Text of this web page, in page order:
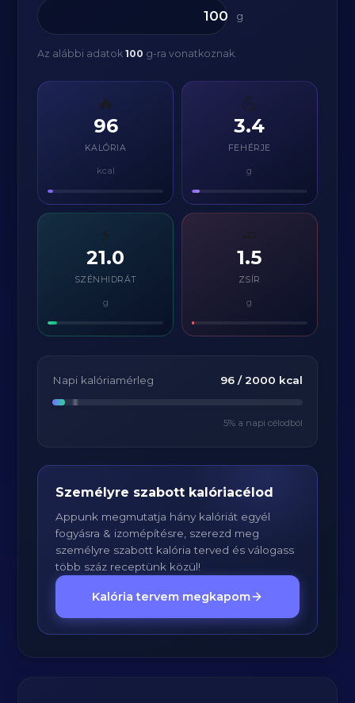
g
Az alábbi adatok100 g-ra vonatkoznak.
🔥
96
KALÓRIA
kcal
💪
3.4
FEHÉRJE
g
⚡
21.0
SZÉNHIDRÁT
g
1.5
ZSÍR
g
Napi kalóriamérleg 96/ 2000 kcal
5% a napi célodból
Személyre szabott kalóriacélod
Appunk megmutatja hány kalóriát egyél
fogyásra & izomépítésre, szerezd meg
személyre szabott kalória terved és válogass
több száz receptünk közül!
Kalória tervem megkapom